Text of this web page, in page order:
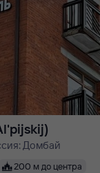
Домбай
200 м до центра